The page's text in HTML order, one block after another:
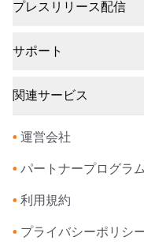
プレスリリース配信
サポート
関連サービス
• 運営会社
• パートナープログラム
• 利用規約
• プライバシーポリシ